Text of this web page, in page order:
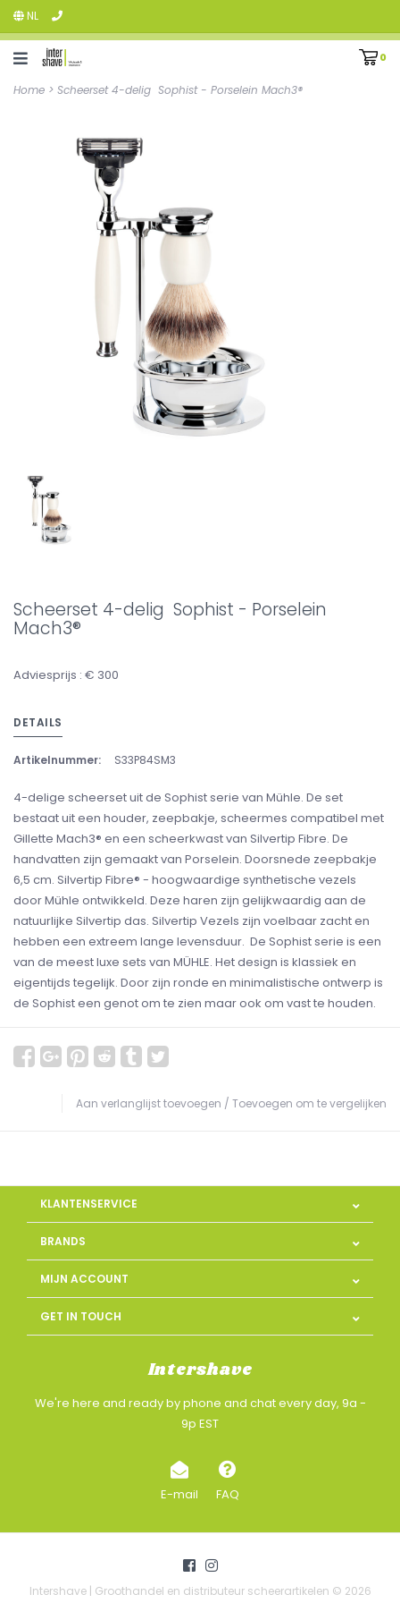
NL
0
Home > Scheerset 4-delig Sophist - Porselein Mach3®
Scheerset 4-delig Sophist - Porselein
Mach3®
Adviesprijs : € 300
DETAILS
Artikelnummer: S33P84SM3
4-delige scheerset uit de Sophist serie van Mühle. De set
bestaat uit een houder, zeepbakje, scheermes compatibel met
Gillette Mach3® en een scheerkwast van Silvertip Fibre. De
handvatten zijn gemaakt van Porselein. Doorsnede zeepbakje
6,5 cm. Silvertip Fibre® - hoogwaardige synthetische vezels
door Mühle ontwikkeld. Deze haren zijn gelijkwaardig aan de
natuurlijke Silvertip das. Silvertip Vezels zijn voelbaar zacht en
hebben een extreem lange levensduur. De Sophist serie is een
van de meest luxe sets van MÜHLE. Het design is klassiek en
eigentijds tegelijk. Door zijn ronde en minimalistische ontwerp is
de Sophist een genot om te zien maar ook om vast te houden.
Aan verlanglijst toevoegen / Toevoegen om te vergelijken
KLANTENSERVICE
BRANDS
MIJN ACCOUNT
GET IN TOUCH
Intershave
We're here and ready by phone and chat every day, 9a -
9p EST
E-mail FAQ
Intershave | Groothandel en distributeur scheerartikelen © 2026